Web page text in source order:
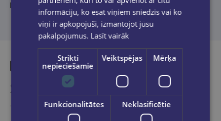
No angļu valodas tulkojusi un atdzejojusi Ilona Ozoliņa-Čiu
Similar products
Take a look
informāciju, ko esat viņiem sniedzis vai ko
viņi ir apkopojuši, izmantojot jūsu
pakalpojumus. Lasīt vairāk
Strikti
nepieciešamie
Veiktspējas Mērķa
Funkcionalitātes Neklasificētie